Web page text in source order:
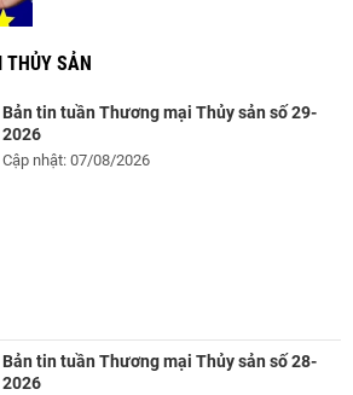
THỦY SẢN
Bản tin tuần Thương mại Thủy sản số 29-
2026
Cập nhật: 07/08/2026
Bản tin tuần Thương mại Thủy sản số 28-
2026